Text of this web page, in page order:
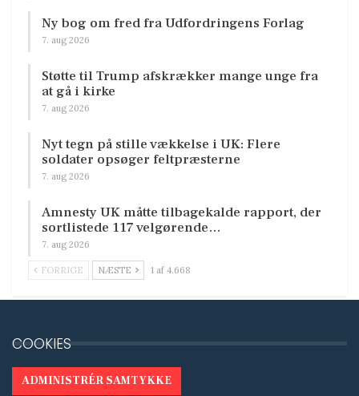
Ny bog om fred fra Udfordringens Forlag
7. aug 2026
Støtte til Trump afskrækker mange unge fra
at gå i kirke
7. aug 2026
Nyt tegn på stille vækkelse i UK: Flere
soldater opsøger feltpræsterne
7. aug 2026
Amnesty UK måtte tilbagekalde rapport, der
sortlistede 117 velgørende…
7. aug 2026
FORRIGE NÆSTE 1 af 4.668
COOKIES
ADMINISTRÉR SAMTYKKE